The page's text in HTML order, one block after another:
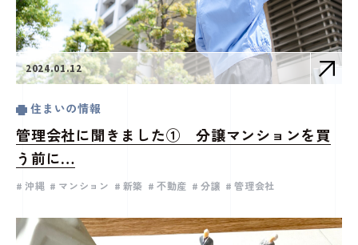
2024.01.12
住まいの情報
管理会社に聞きました① 分譲マンションを買
う前に…
沖縄 マンション 新築 不動産 分譲 管理会社